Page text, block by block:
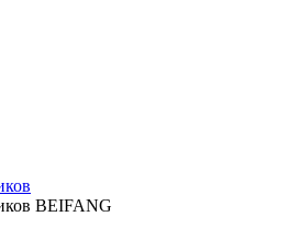
BEIFANG